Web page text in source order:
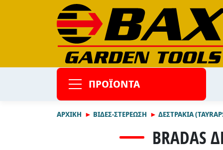
ΠΡΟΪΟΝΤΑ
ΑΡΧΙΚΉ ΒΙΔΕΣ-ΣΤΕΡΕΩΣΗ ΔΕΣΤΡΑΚΙΑ
BRADAS